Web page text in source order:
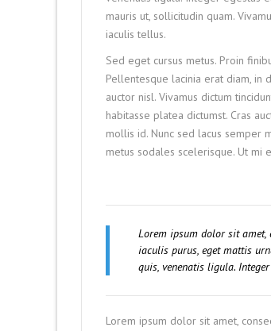
mauris ut, sollicitudin quam.
iaculis tellus.
Sed eget cursus metus. Proin
Pellentesque lacinia erat diam, in
auctor nisl. Vivamus dictum
habitasse platea dictumst. Cras
mollis id. Nunc sed lacus semper
metus sodales scelerisque. Ut mi
Lorem ipsum dolor sit
iaculis purus, eget mattis
quis, venenatis ligula.
Lorem ipsum dolor sit amet,